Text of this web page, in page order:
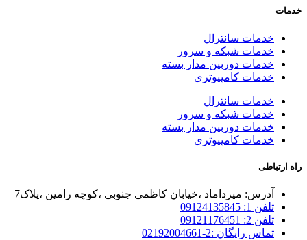
خدمات
خدمات سانترال
خدمات شبکه و سرور
خدمات دوربین مدار بسته
خدمات کامپیوتری
خدمات سانترال
خدمات شبکه و سرور
خدمات دوربین مدار بسته
خدمات کامپیوتری
راه ارتباطی
آدرس: میرداماد ،خیابان کاظمی جنوبی ،کوچه رامین ،پلاک7
تلفن 1: 09124135845
تلفن 2: 09121176451
تماس رایگان :2-02192004661